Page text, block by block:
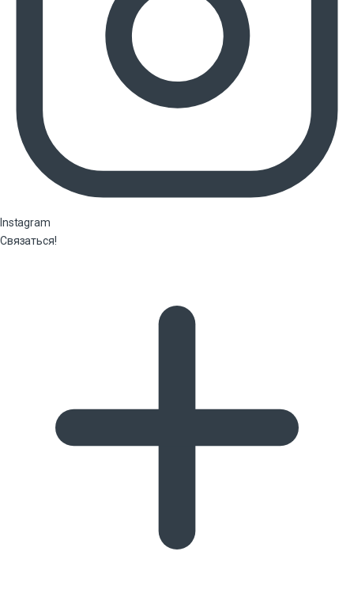
Instagram
Связаться!